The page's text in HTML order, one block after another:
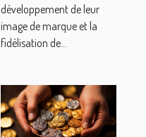
développement de leur
image de marque et la
fidélisation de...